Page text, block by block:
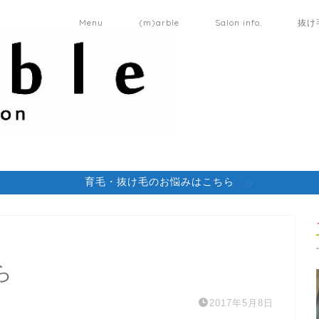
Menu (m)arble Salon info. 抜け
育毛・抜け毛のお悩みはこちら
2017年5月8日